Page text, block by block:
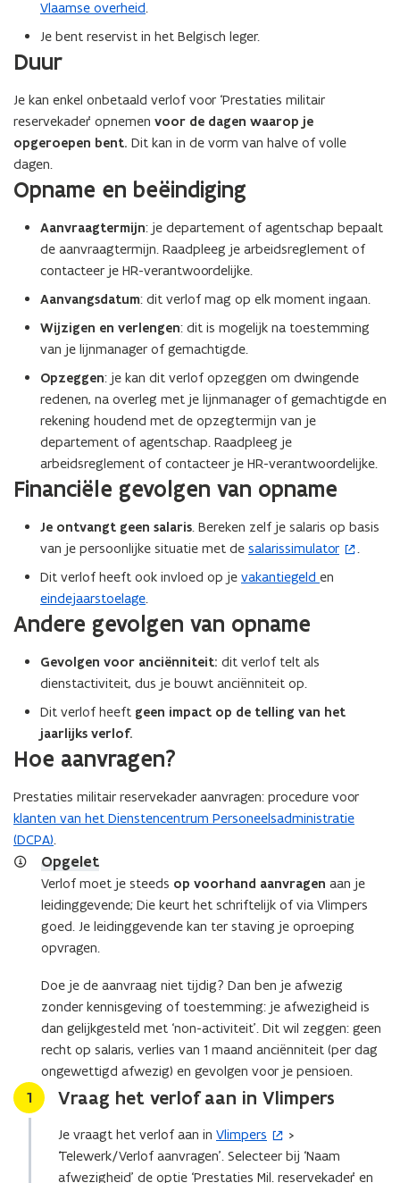
Vlaamse overheid.
Je bent reservist in het Belgisch leger.
Duur
Je kan enkel onbetaald verlof voor ‘Prestaties militair
reservekader’ opnemen voor de dagen waarop je
opgeroepen bent. Dit kan in de vorm van halve of volle
dagen.
Opname en beëindiging
Aanvraagtermijn: je departement of agentschap bepaalt
de aanvraagtermijn. Raadpleeg je arbeidsreglement of
contacteer je HR-verantwoordelijke.
Aanvangsdatum: dit verlof mag op elk moment ingaan.
Wijzigen en verlengen: dit is mogelijk na toestemming
van je lijnmanager of gemachtigde.
Opzeggen: je kan dit verlof opzeggen om dwingende
redenen, na overleg met je lijnmanager of gemachtigde en
rekening houdend met de opzegtermijn van je
departement of agentschap. Raadpleeg je
arbeidsreglement of contacteer je HR-verantwoordelijke.
Financiële gevolgen van opname
Je ontvangt geen salaris. Bereken zelf je salaris op basis
van je persoonlijke situatie met de salarissimulator
(
o
n
t
i
n
w
v
s
t
e
.
Dit verlof heeft ook invloed op je vakantiegeld en
eindejaarstoelage.
Andere gevolgen van opname
Gevolgen voor anciënniteit: dit verlof telt als
dienstactiviteit, dus je bouwt anciënniteit op.
Dit verlof heeft geen impact op de telling van het
jaarlijks verlof.
Hoe aanvragen?
Prestaties militair reservekader aanvragen: procedure voor
klanten van het Dienstencentrum Personeelsadministratie
(DCPA).
Opgelet
Verlof moet je steeds op voorhand aanvragen aan je
leidinggevende; Die keurt het schriftelijk of via Vlimpers
goed. Je leidinggevende kan ter staving je oproeping
opvragen.
Doe je de aanvraag niet tijdig? Dan ben je afwezig
zonder kennisgeving of toestemming: je afwezigheid is
dan gelijkgesteld met ‘non-activiteit’. Dit wil zeggen: geen
recht op salaris, verlies van 1 maand anciënniteit (per dag
ongewettigd afwezig) en gevolgen voor je pensioen.
Stap
1 Vraag het verlof aan in Vlimpers
Je vraagt het verlof aan in Vlimpers
(
o
p
>
‘Telewerk/Verlof aanvragen’. Selecteer bij ‘Naam
afwezigheid’ de optie ‘Prestaties Mil. reservekader’ en